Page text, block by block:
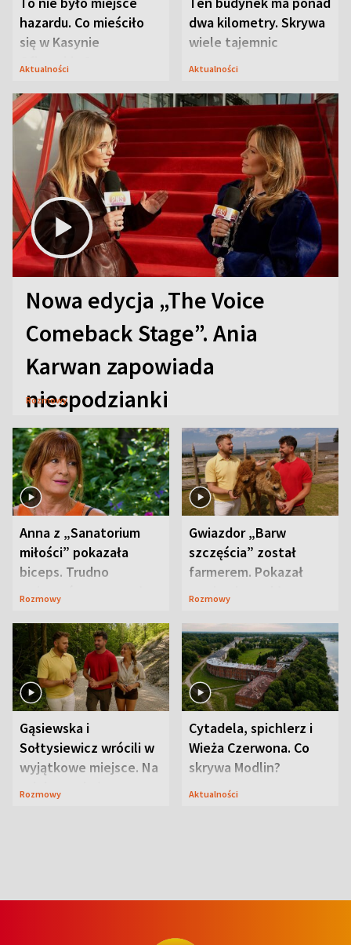
hazardu. Co mieściło
się w Kasynie
Oficerskim?
Aktualności
dwa kilometry. Skrywa
wiele tajemnic
Aktualności
Nowa edycja „The Voice
Comeback Stage”. Ania
Karwan zapowiada
niespodzianki
Rozmowy
Anna z „Sanatorium
miłości” pokazała
biceps. Trudno
uwierzyć, co przeszła
Rozmowy
Gwiazdor „Barw
szczęścia” został
farmerem. Pokazał
swoje niezwykłe
Rozmowy
Gąsiewska i
Sołtysiewicz wrócili w
wyjątkowe miejsce. Na
szlaku czekał
Rozmowy
Cytadela, spichlerz i
Wieża Czerwona. Co
skrywa Modlin?
Aktualności